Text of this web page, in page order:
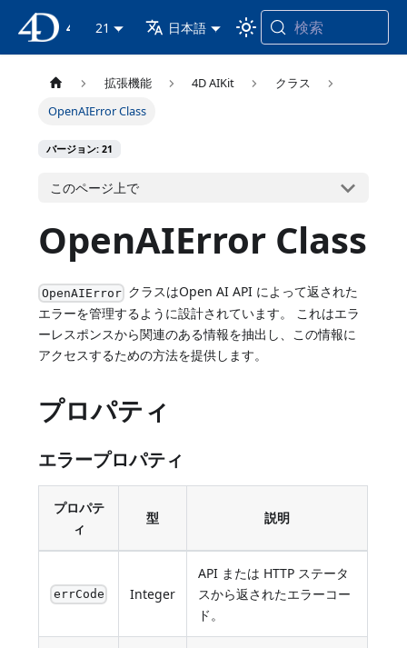
21 日本語 検索
拡張機能 4D AIKit
クラス
OpenAIError Class
バージョン: 21
このページ上で
OpenAIError Class
OpenAIError クラスはOpen AI API によって返された
エラーを管理するように設計されています。 これはエラ
ーレスポンスから関連のある情報を抽出し、この情報に
アクセスするための方法を提供します。
プロパティ
エラープロパティ
プロパテ
ィ
型 説明
errCode Integer
API または HTTP ステータ
スから返されたエラーコー
ド。